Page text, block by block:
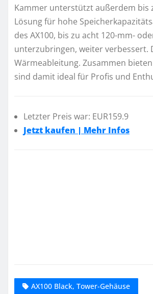
Kammer unterstützt außerdem bis
Lösung für hohe
des AX100, bis zu acht 120-mm-
unterzubringen, weiter verbessert.
Wärmeableitung. Zusammen
sind damit ideal für Profis und
Letzter Preis war: EUR159.9
Jetzt kaufen | Mehr Infos
AX100 Black, Tower-Gehäuse